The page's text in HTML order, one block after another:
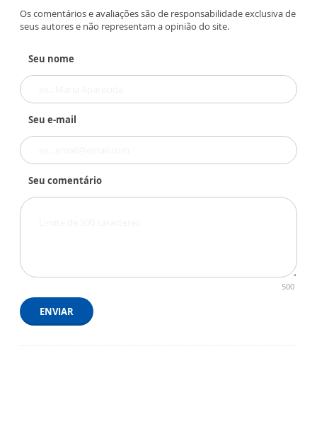
Os comentários e avaliações são de responsabilidade exclusiva de
seus autores e não representam a opinião do site.
Seu nome
Seu e-mail
Seu comentário
500
ENVIAR